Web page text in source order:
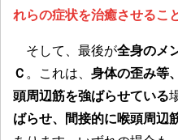
れらの症状を治癒させるこ
そして、最後が全身のメ
Ｃ 。これは、 身体の歪み等
頭周辺筋を強ばらせている
ばらせ、間接的に喉頭周辺